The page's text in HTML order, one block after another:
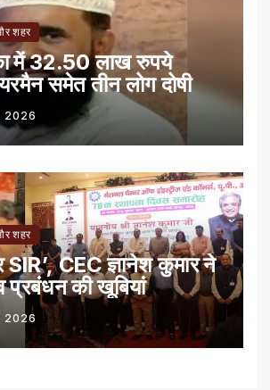
शहर
में 32.50 लाख रुपये
समेत तीन लोग दोषी
2026
शहर
CEC ज्ञानेश कुमार ने
प्रबंधन की खूबियां
2026